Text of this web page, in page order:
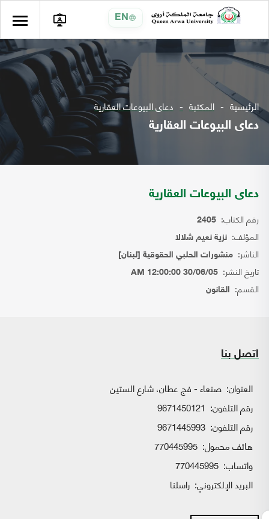
EN
الرئيسية المكتبة دعاى البيوعات العقارية
دعاى البيوعات العقارية
دعاى البيوعات العقارية
رقم الكتاب: 2405
المؤلف: نزية نعيم شلالا
الناشر: منشورات الحلبي الحقوقية [لبنان]
تاريخ النشر: 30/06/05 12:00:00 AM
القسم: القانون
اتصل بنا
العنوان: صنعاء - فج عطان، شارع الستين
رقم التلفون: 9671450121
رقم التلفون: 9671445993
هاتف محمول: 770445995
واتساب:
البريد الإلكتروني: راسلنا